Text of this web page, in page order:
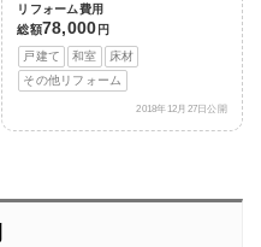
リフォーム費用
総額78,000 円
戸建て
和室
床材
その他リフォーム
2018年12月27日公開